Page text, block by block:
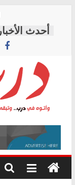
content
درب
وأتوه
درب..
وتبقى
هي